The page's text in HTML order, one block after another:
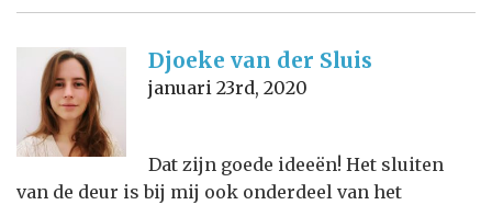
Djoeke van der Sluis
januari 23rd, 2020
Dat zijn goede ideeën! Het sluiten
van de deur is bij mij ook onderdeel van het